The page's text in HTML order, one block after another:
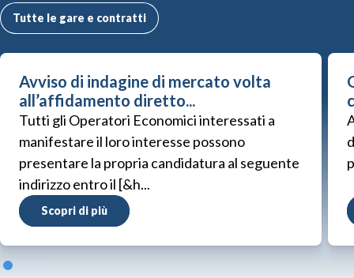
Tutte le gare e contratti
Avviso di indagine di mercato volta
all’affidamento diretto...
Tutti gli Operatori Economici interessati a
manifestare il loro interesse possono
presentare la propria candidatura al seguente
indirizzo entro il [&h...
Scopri di più